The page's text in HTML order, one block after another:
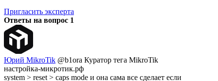
Пригласить эксперта
Ответы на вопрос 1
Юрий MikroTik @b1ora Куратор тега MikroTik
настройка-микротик.рф
system > reset > caps mode и она сама все сделает если